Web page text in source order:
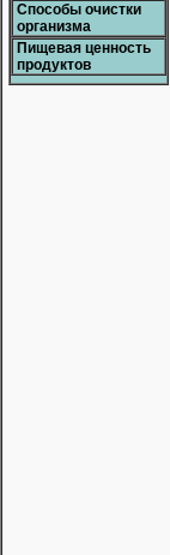
Способы очистки
организма
Пищевая ценность
продуктов